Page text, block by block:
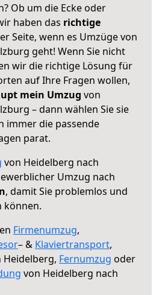
Ob um die Ecke oder
haben das richtige
Seite, wenn es Umzüge von
geht! Wenn Sie nicht
wir die richtige Lösung für
auf Ihre Fragen wollen,
mein Umzug von
– dann wählen Sie sie
immer die passende
parat.
von Heidelberg nach
Umzug nach
, damit Sie problemlos und
können.
Firmenumzug,
– & Klaviertransport,
Heidelberg, Fernumzug oder
von Heidelberg nach